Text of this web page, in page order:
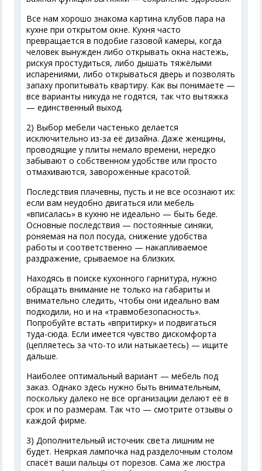
Все нам хорошо знакома картина клубов пара на
кухне при открытом окне. Кухня часто
превращается в подобие газовой камеры, когда
человек вынужден либо открывать окна настежь,
рискуя простудиться, либо дышать тяжёлыми
испарениями, либо открываться дверь и позволять
запаху пропитывать квартиру. Как вы понимаете —
все варианты никуда не годятся, так что вытяжка
— единственный выход.
2) Выбор мебели частенько делается
исключительно из-за её дизайна. Даже женщины,
проводящие у плиты немало времени, нередко
забывают о собственном удобстве или просто
отмахиваются, заворожённые красотой.
Последствия плачевны, пусть и не все осознают их:
если вам неудобно двигаться или мебель
«вписалась» в кухню не идеально — быть беде.
Основные последствия — постоянные синяки,
роняемая на пол посуда, снижение удобства
работы и соответственно — накапливаемое
раздражение, срываемое на близких.
Находясь в поиске кухонного гарнитура, нужно
обращать внимание не только на габариты и
внимательно следить, чтобы они идеально вам
подходили, но и на «травмобезопасность».
Попробуйте встать «впритирку» и подвигаться
туда-сюда. Если имеется чувство дискомфорта
(цепляетесь за что-то или натыкаетесь) — ищите
дальше.
Наиболее оптимальный вариант — мебель под
заказ. Однако здесь нужно быть внимательным,
поскольку далеко не все организации делают её в
срок и по размерам. Так что — смотрите отзывы о
каждой фирме.
3) Дополнительный источник света лишним не
будет. Неяркая лампочка над разделочным столом
спасёт ваши пальцы от порезов. Сама же люстра